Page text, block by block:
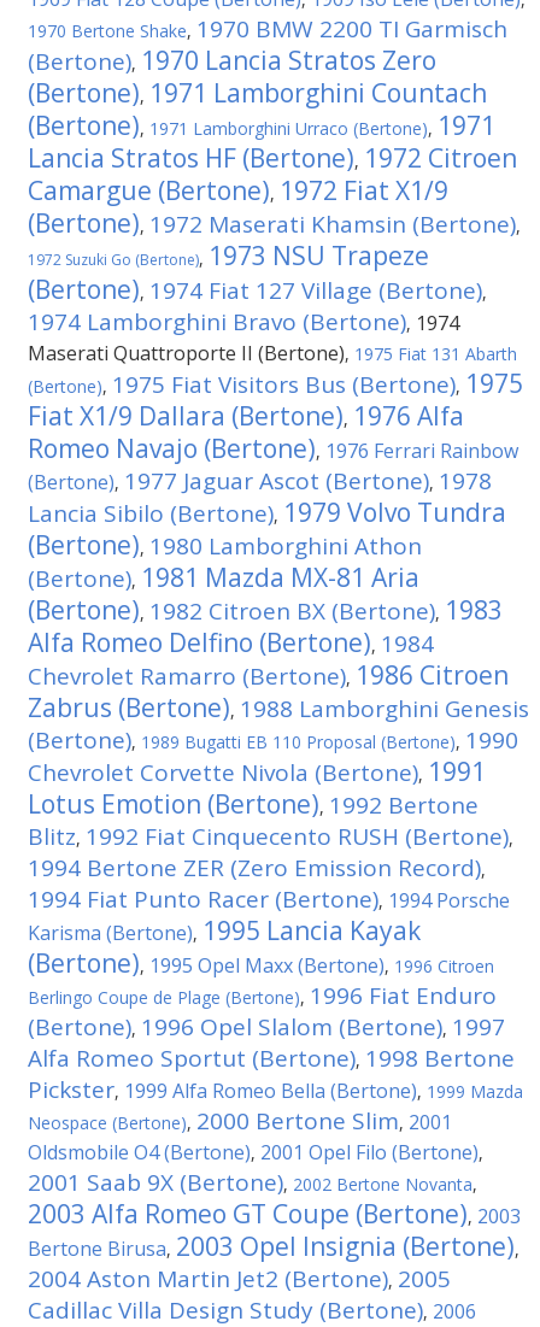
1970 Bertone Shake, 1970 BMW 2200 TI Garmisch
(Bertone), 1970 Lancia Stratos Zero
(Bertone), 1971 Lamborghini Countach
(Bertone), 1971 Lamborghini Urraco (Bertone), 1971
Lancia Stratos HF (Bertone), 1972 Citroen
Camargue (Bertone), 1972 Fiat X1/9
(Bertone), 1972 Maserati Khamsin (Bertone),
1972 Suzuki Go (Bertone), 1973 NSU Trapeze
(Bertone), 1974 Fiat 127 Village (Bertone),
1974 Lamborghini Bravo (Bertone), 1974
Maserati Quattroporte II (Bertone), 1975 Fiat 131 Abarth
(Bertone), 1975 Fiat Visitors Bus (Bertone), 1975
Fiat X1/9 Dallara (Bertone), 1976 Alfa
Romeo Navajo (Bertone), 1976 Ferrari Rainbow
(Bertone), 1977 Jaguar Ascot (Bertone), 1978
Lancia Sibilo (Bertone), 1979 Volvo Tundra
(Bertone), 1980 Lamborghini Athon
(Bertone), 1981 Mazda MX-81 Aria
(Bertone), 1982 Citroen BX (Bertone), 1983
Alfa Romeo Delfino (Bertone), 1984
Chevrolet Ramarro (Bertone), 1986 Citroen
Zabrus (Bertone), 1988 Lamborghini Genesis
(Bertone), 1989 Bugatti EB 110 Proposal (Bertone), 1990
Chevrolet Corvette Nivola (Bertone), 1991
Lotus Emotion (Bertone), 1992 Bertone
Blitz, 1992 Fiat Cinquecento RUSH (Bertone),
1994 Bertone ZER (Zero Emission Record),
1994 Fiat Punto Racer (Bertone), 1994 Porsche
Karisma (Bertone), 1995 Lancia Kayak
(Bertone), 1995 Opel Maxx (Bertone), 1996 Citroen
Berlingo Coupe de Plage (Bertone), 1996 Fiat Enduro
(Bertone), 1996 Opel Slalom (Bertone), 1997
Alfa Romeo Sportut (Bertone), 1998 Bertone
Pickster, 1999 Alfa Romeo Bella (Bertone), 1999 Mazda
Neospace (Bertone), 2000 Bertone Slim, 2001
Oldsmobile O4 (Bertone), 2001 Opel Filo (Bertone),
2001 Saab 9X (Bertone), 2002 Bertone Novanta,
2003 Alfa Romeo GT Coupe (Bertone), 2003
Bertone Birusa, 2003 Opel Insignia (Bertone),
2004 Aston Martin Jet2 (Bertone), 2005
Cadillac Villa Design Study (Bertone), 2006